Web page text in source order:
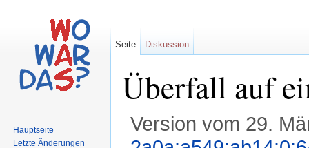
Überfall auf
Version vom 29.
Seite Diskussion
Hauptseite
Letzte Änderungen